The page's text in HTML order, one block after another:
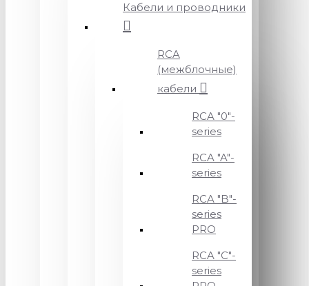
Кабели и проводники
RCA
(межблочные)
кабели
RCA "0"-
series
RCA "A"-
series
RCA "B"-
series
PRO
RCA "C"-
series